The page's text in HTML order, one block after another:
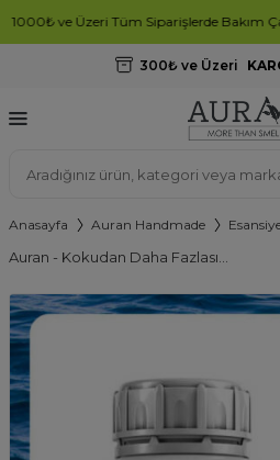
ve Üzeri Tüm Siparişlerde Bakım Çantası
300₺ ve Üzeri
Anasayfa Auran Handmade
Auran - Kokudan Daha Fazlası...